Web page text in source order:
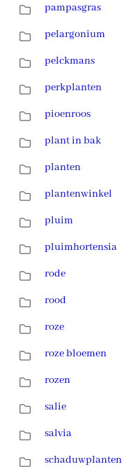
pampasgras
pelargonium
pelckmans
perkplanten
pioenroos
plant in bak
planten
plantenwinkel
pluim
pluimhortensia
rode
rood
roze
roze bloemen
rozen
salie
salvia
schaduwplanten